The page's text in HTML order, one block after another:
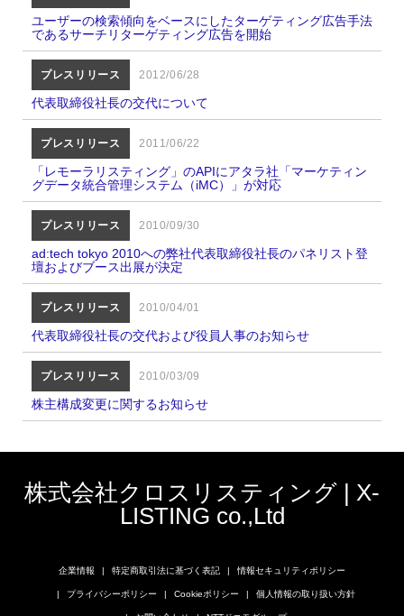
ユーザーの検索傾向をベースにしたターゲティング広告手法
であるサーチリターゲティング広告を開始
プレスリリース 2012/06/28
代表取締役社長の交代について
プレスリリース 2011/06/22
「レモーラリスティング」のAPIにアタラ社「マーケティン
グデータ統合管理システム（iMC）」が対応
プレスリリース 2010/09/30
ad:tech tokyo 2010への弊社代表取締役社長のパネリスト登
壇およびブース出展が決定
プレスリリース 2010/04/01
代表取締役社長の交代および役員人事のお知らせ
プレスリリース 2010/03/09
株主構成変更に関するお知らせ
株式会社クロスリスティング | X-
LISTING co.,Ltd
企業情報 特定商取引法に基づく表記 情報セキュリティポリシー
プライバシーポリシー Cookieポリシー 個人情報の取り扱い方針